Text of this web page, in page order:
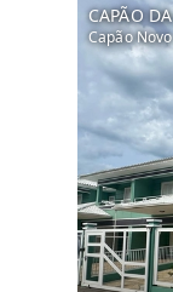
CAPÃO
Capão